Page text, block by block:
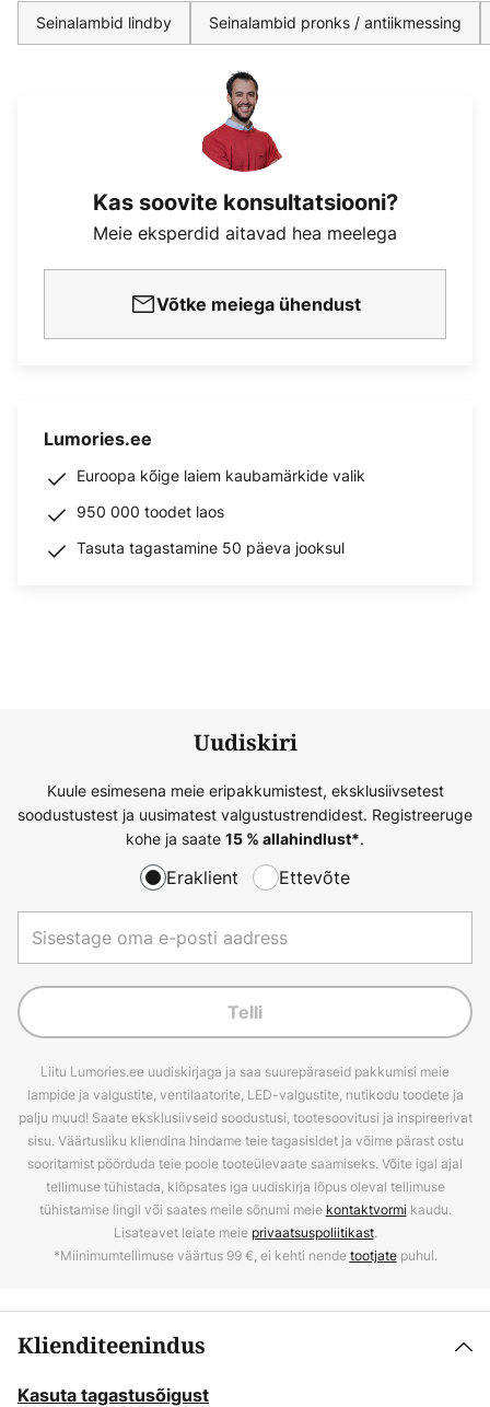
Seinalambid lindby Seinalambid pronks / antiikmessing
Kas soovite konsultatsiooni?
Meie eksperdid aitavad hea meelega
Võtke meiega ühendust
Lumories.ee
Euroopa kõige laiem kaubamärkide valik
950 000 toodet laos
Tasuta tagastamine 50 päeva jooksul
Uudiskiri
Kuule esimesena meie eripakkumistest, eksklusiivsetest
soodustustest ja uusimatest valgustustrendidest. Registreeruge
kohe ja saate 15 % allahindlust*.
Eraklient Ettevõte
Telli
Liitu Lumories.ee uudiskirjaga ja saa suurepäraseid pakkumisi meie
lampide ja valgustite, ventilaatorite, LED-valgustite, nutikodu toodete ja
palju muud! Saate eksklusiivseid soodustusi, tootesoovitusi ja inspireerivat
sisu. Väärtusliku kliendina hindame teie tagasisidet ja võime pärast ostu
sooritamist pöörduda teie poole tooteülevaate saamiseks. Võite igal ajal
tellimuse tühistada, klõpsates iga uudiskirja lõpus oleval tellimuse
tühistamise lingil või saates meile sõnumi meie kontaktvormi kaudu.
Lisateavet leiate meie privaatsuspoliitikast.
*Miinimumtellimuse väärtus 99 €, ei kehti nendetootjatepuhul.
Klienditeenindus
Kasuta tagastusõigust